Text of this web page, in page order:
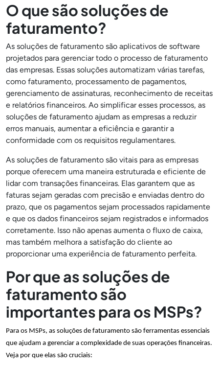
O que são soluções de
faturamento?
As soluções de faturamento são aplicativos de software
projetados para gerenciar todo o processo de faturamento
das empresas. Essas soluções automatizam várias tarefas,
como faturamento, processamento de pagamentos,
gerenciamento de assinaturas, reconhecimento de receitas
e relatórios financeiros. Ao simplificar esses processos, as
soluções de faturamento ajudam as empresas a reduzir
erros manuais, aumentar a eficiência e garantir a
conformidade com os requisitos regulamentares.
As soluções de faturamento são vitais para as empresas
porque oferecem uma maneira estruturada e eficiente de
lidar com transações financeiras. Elas garantem que as
faturas sejam geradas com precisão e enviadas dentro do
prazo, que os pagamentos sejam processados rapidamente
e que os dados financeiros sejam registrados e informados
corretamente. Isso não apenas aumenta o fluxo de caixa,
mas também melhora a satisfação do cliente ao
proporcionar uma experiência de faturamento perfeita.
Por que as soluções de
faturamento são
importantes para os MSPs?
Para os MSPs, as soluções de faturamento são ferramentas essenciais
que ajudam a gerenciar a complexidade de suas operações financeiras.
Veja por que elas são cruciais: